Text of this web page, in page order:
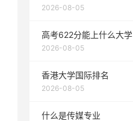
2026-08-05
高考622分能上什么大学
2026-08-05
香港大学国际排名
2026-08-05
什么是传媒专业